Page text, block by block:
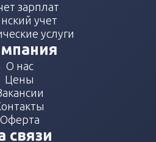
зарплат
учет
услуги
О нас
Цены
Оферта
связи